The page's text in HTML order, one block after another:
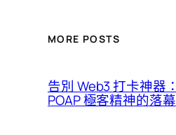
MORE POSTS
告別 Web3 打卡神器：
POAP 極客精神的落幕